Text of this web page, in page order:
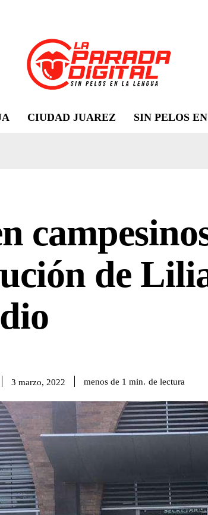
CIUDAD JUAREZ SIN PELOS
de
3 marzo, 2022 menos de 1 min. de lectura